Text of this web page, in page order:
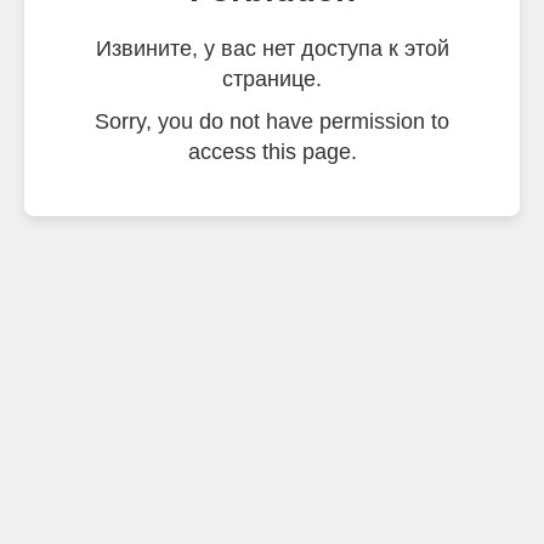
Извините, у вас нет доступа к этой
странице.
Sorry, you do not have permission to
access this page.